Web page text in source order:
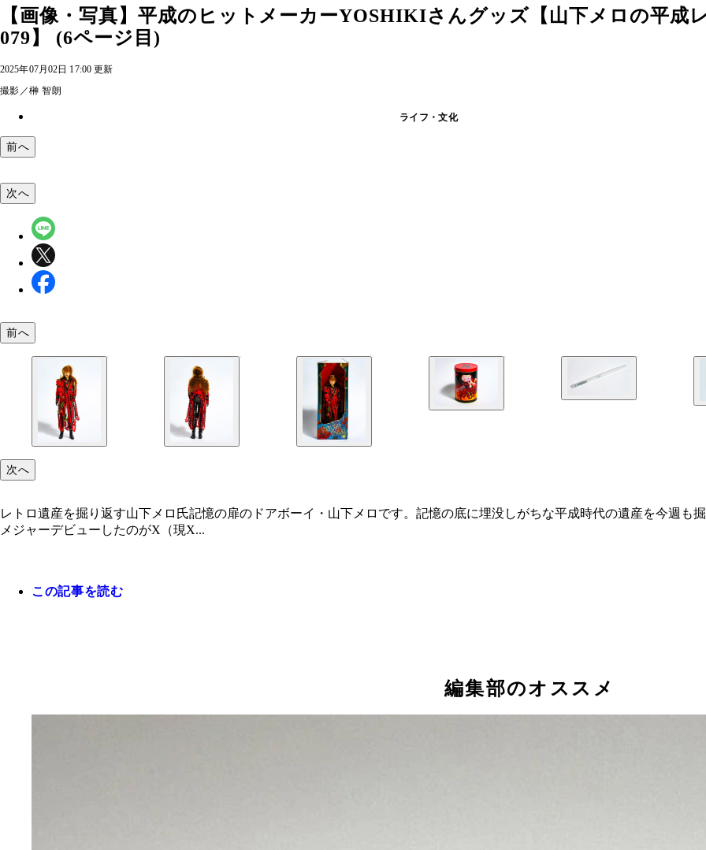
【画像・写真】平成のヒットメーカーYOSHIKIさんグッズ【山下メロの平成
079】 (6ページ目)
2025年07月02日 17:00 更新
撮影／榊 智朗
ライフ・文化
前へ
次へ
前へ
次へ
レトロ遺産を掘り返す山下メロ氏記憶の扉のドアボーイ・山下メロです。記憶の底に埋没しがちな平成時代の遺産を今週も
メジャーデビューしたのがX（現X...
この記事を読む
編集部のオススメ